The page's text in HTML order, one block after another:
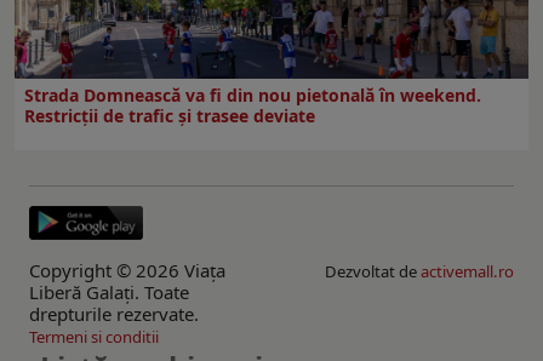
Strada Domnească va fi din nou pietonală în weekend.
Restricţii de trafic şi trasee deviate
Copyright © 2026 Viaţa
Liberă Galaţi. Toate
drepturile rezervate.
Dezvoltat deactivemall.ro
Termeni si conditii